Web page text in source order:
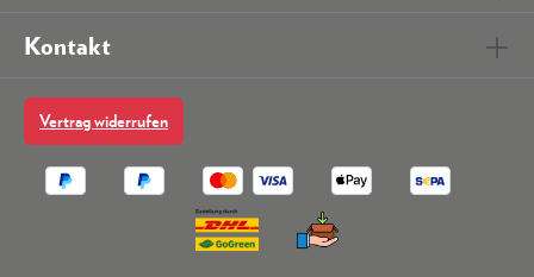
Kontakt
Vertrag widerrufen